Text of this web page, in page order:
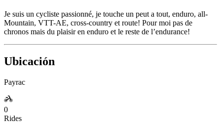
Je suis un cycliste passionné, je touche un peut a tout, enduro, all-
Mountain, VTT-AE, cross-country et route! Pour moi pas de
chronos mais du plaisir en enduro et le reste de l’endurance!
Ubicación
Payrac
0
Rides